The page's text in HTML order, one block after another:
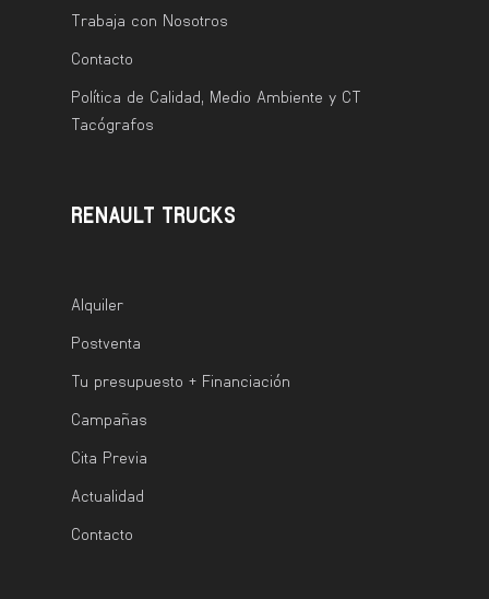
Trabaja con Nosotros
Contacto
Política de Calidad, Medio Ambiente y CT
Tacógrafos
RENAULT TRUCKS
Alquiler
Postventa
Tu presupuesto + Financiación
Campañas
Cita Previa
Actualidad
Contacto